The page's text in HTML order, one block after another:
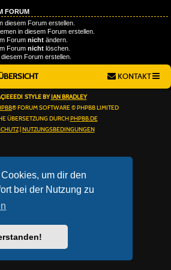
um dir den
bei der Nutzung zu
FORUM
diesem Forum erstellen.
in diesem Forum erstellen.
Forum nicht ändern.
Forum nicht löschen.
Forum erstellen.
KONTAKT
STYLE BY IAN BRADLEY
® FORUM SOFTWARE © PHPBB LIMITED
ÜBERSETZUNG DURCH PHPBB.DE
| NUTZUNGSBEDINGUNGEN